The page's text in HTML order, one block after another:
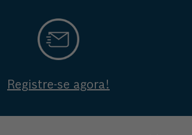
Registre-se agora!